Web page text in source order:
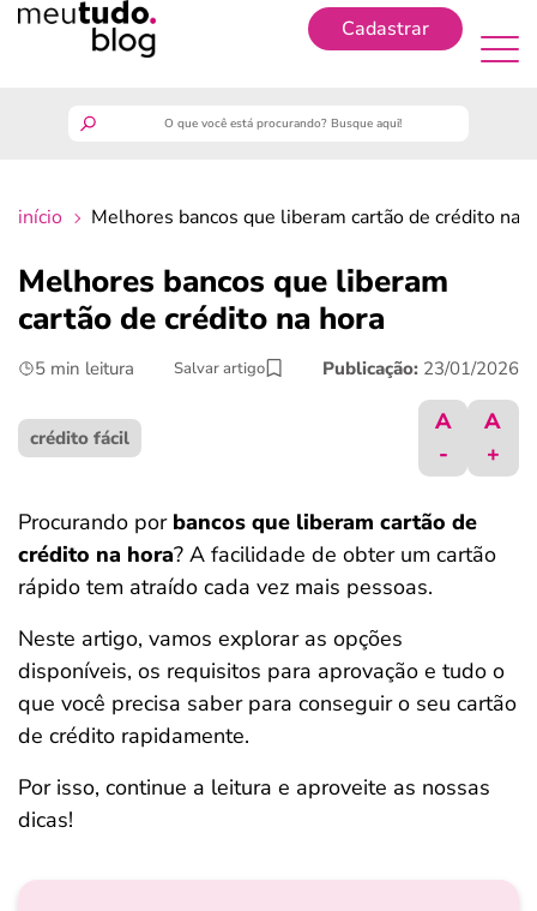
Cadastrar
finanças
benefícios
crédito fácil
ferramentas
início Melhores bancos que liberam cartão de crédito na
Melhores bancos que liberam
cartão de crédito na hora
5 min leitura Salvar artigo Publicação: 23/01/2026
crédito fácil
A
-
A
+
Procurando por bancos que liberam cartão de
crédito na hora? A facilidade de obter um cartão
rápido tem atraído cada vez mais pessoas.
Neste artigo, vamos explorar as opções
disponíveis, os requisitos para aprovação e tudo o
que você precisa saber para conseguir o seu cartão
de crédito rapidamente.
Por isso, continue a leitura e aproveite as nossas
dicas!